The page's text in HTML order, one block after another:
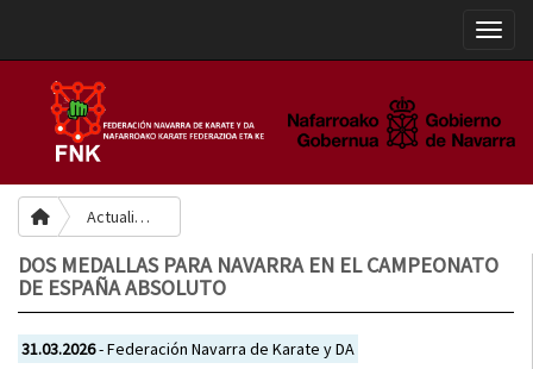
Actualidad
DOS MEDALLAS PARA NAVARRA EN EL CAMPEONATO
DE ESPAÑA ABSOLUTO
31.03.2026- Federación Navarra de Karate y DA